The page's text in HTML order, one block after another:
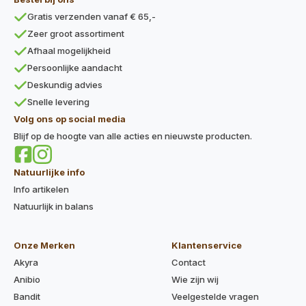
Gratis verzenden vanaf € 65,-
Zeer groot assortiment
Afhaal mogelijkheid
Persoonlijke aandacht
Deskundig advies
Snelle levering
Volg ons op social media
Blijf op de hoogte van alle acties en nieuwste producten.
Natuurlijke info
Info artikelen
Natuurlijk in balans
Onze Merken
Akyra
Anibio
Bandit
Klantenservice
Contact
Wie zijn wij
Veelgestelde vragen